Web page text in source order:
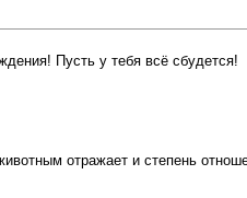
Пусть у тебя всё сбудется!
отражает и степень